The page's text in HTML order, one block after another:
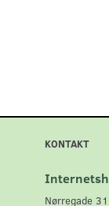
KONTAKT
Nørregade